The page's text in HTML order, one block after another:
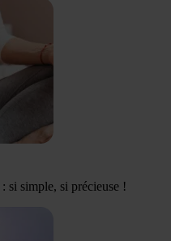
si simple, si précieuse !